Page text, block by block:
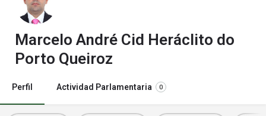
Marcelo André Cid Heráclito do
Porto Queiroz
Perfil Actividad Parlamentaria 0